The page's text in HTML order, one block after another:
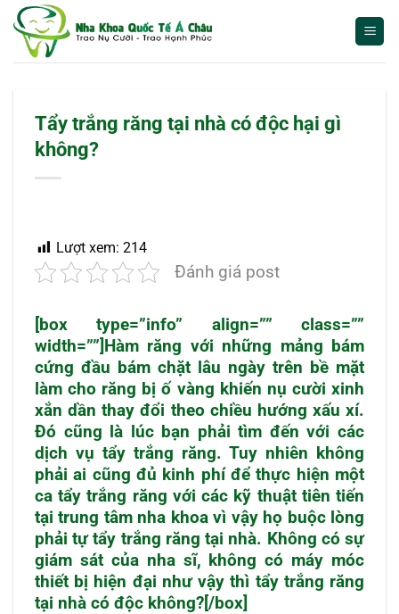
qua
Tẩy trắng răng tại nhà có độc hại gì
không?
Lượt xem: 214
Đánh giá post
[box type=”info” align=”” class=””
width=””]Hàm răng với những mảng bám
cứng đầu bám chặt lâu ngày trên bề mặt
làm cho răng bị ố vàng khiến nụ cười xinh
xắn dần thay đổi theo chiều hướng xấu xí.
Đó cũng là lúc bạn phải tìm đến với các
dịch vụ tẩy trắng răng. Tuy nhiên không
phải ai cũng đủ kinh phí để thực hiện một
ca tẩy trắng răng với các kỹ thuật tiên tiến
tại trung tâm nha khoa vì vậy họ buộc lòng
phải tự tẩy trắng răng tại nhà. Không có sự
giám sát của nha sĩ, không có máy móc
thiết bị hiện đại như vậy thì tẩy trắng răng
tại nhà có độc không?[/box]